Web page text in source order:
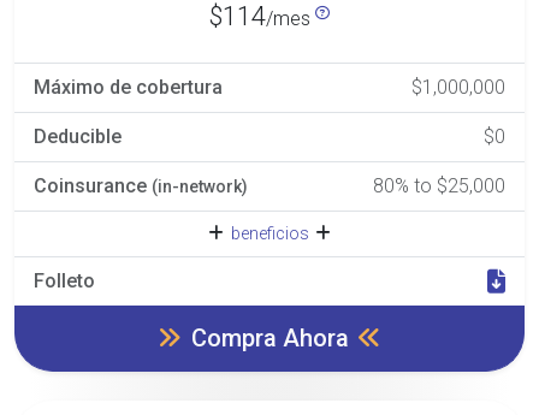
$114/mes
Máximo de cobertura $1,000,000
Deducible $0
Coinsurance (in-network) 80% to $25,000
beneficios
Folleto
Compra Ahora